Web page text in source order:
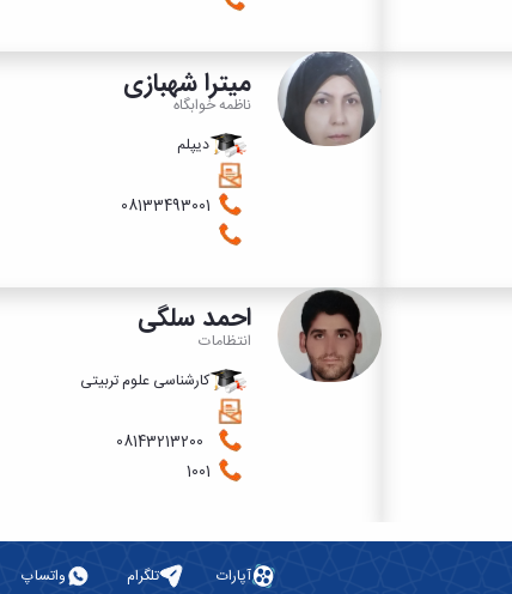
میترا شهبازی
ناظمه خوابگاه
دیپلم
احمد سلگی
انتظامات
کارشناسی علوم تربیتی
آپارات تلگرام واتساپ